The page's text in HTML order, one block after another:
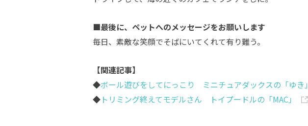
■最後に、ペットへのメッセージをお願いします
毎日、素敵な笑顔でそばにいてくれて有り難う。
【関連記事】
◆ボール遊びをしてにっこり ミニチュアダックスの「ゆき」
◆トリミング終えてモデルさん トイプードルの「MAC」